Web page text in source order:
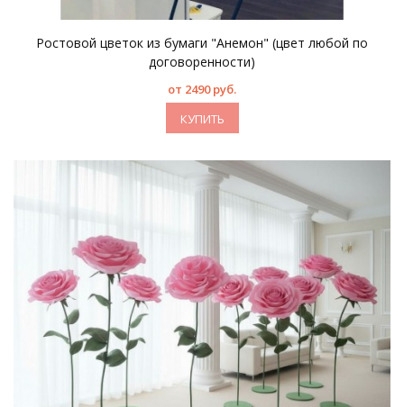
Ростовой цветок из бумаги "Анемон" (цвет любой по
договоренности)
от 2490 руб.
КУПИТЬ